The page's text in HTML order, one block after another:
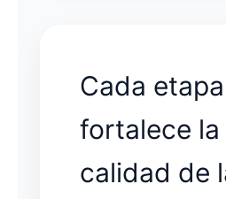
Cada etapa
fortalece la
calidad de